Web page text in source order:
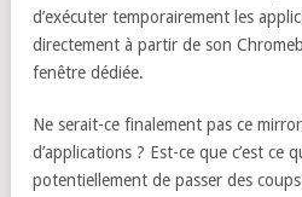
d’exécuter temporairement les
directement à partir de son
fenêtre dédiée.
Ne serait-ce finalement pas ce
d’applications ? Est-ce que c’est ce
potentiellement de passer des